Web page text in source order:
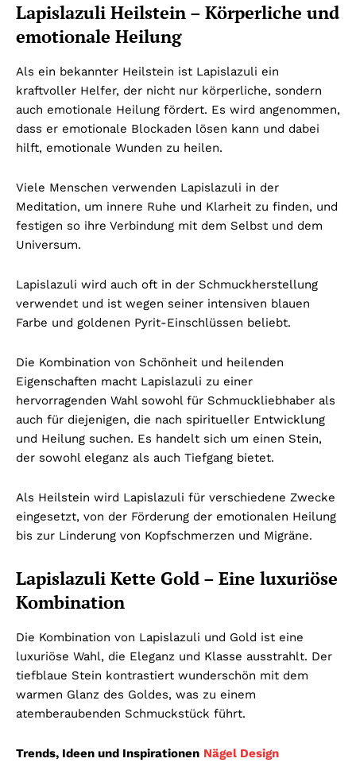
Lapislazuli Heilstein – Körperliche und
emotionale Heilung
Als ein bekannter Heilstein ist Lapislazuli ein
kraftvoller Helfer, der nicht nur körperliche, sondern
auch emotionale Heilung fördert. Es wird angenommen,
dass er emotionale Blockaden lösen kann und dabei
hilft, emotionale Wunden zu heilen.
Viele Menschen verwenden Lapislazuli in der
Meditation, um innere Ruhe und Klarheit zu finden, und
festigen so ihre Verbindung mit dem Selbst und dem
Universum.
Lapislazuli wird auch oft in der Schmuckherstellung
verwendet und ist wegen seiner intensiven blauen
Farbe und goldenen Pyrit-Einschlüssen beliebt.
Die Kombination von Schönheit und heilenden
Eigenschaften macht Lapislazuli zu einer
hervorragenden Wahl sowohl für Schmuckliebhaber als
auch für diejenigen, die nach spiritueller Entwicklung
und Heilung suchen. Es handelt sich um einen Stein,
der sowohl eleganz als auch Tiefgang bietet.
Als Heilstein wird Lapislazuli für verschiedene Zwecke
eingesetzt, von der Förderung der emotionalen Heilung
bis zur Linderung von Kopfschmerzen und Migräne.
Lapislazuli Kette Gold – Eine luxuriöse
Kombination
Die Kombination von Lapislazuli und Gold ist eine
luxuriöse Wahl, die Eleganz und Klasse ausstrahlt. Der
tiefblaue Stein kontrastiert wunderschön mit dem
warmen Glanz des Goldes, was zu einem
atemberaubenden Schmuckstück führt.
Trends, Ideen und Inspirationen Nägel Design